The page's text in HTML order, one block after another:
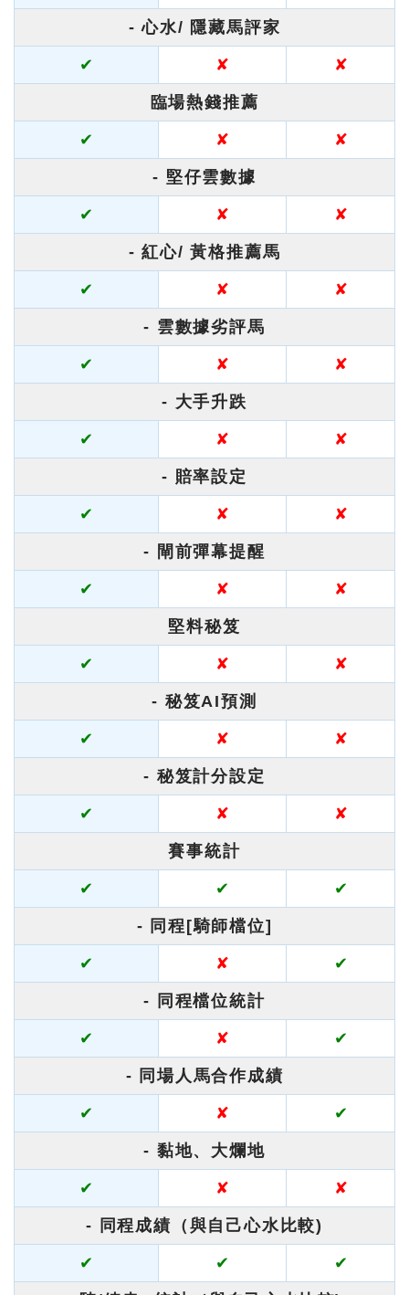
- 心水/ 隱藏馬評家
✔ ✘ ✘
臨場熱錢推薦
✔ ✘ ✘
- 堅仔雲數據
✔ ✘ ✘
- 紅心/ 黃格推薦馬
✔ ✘ ✘
- 雲數據劣評馬
✔ ✘ ✘
- 大手升跌
✔ ✘ ✘
- 賠率設定
✔ ✘ ✘
- 閘前彈幕提醒
✔ ✘ ✘
堅料秘笈
✔ ✘ ✘
- 秘笈AI預測
✔ ✘ ✘
- 秘笈計分設定
✔ ✘ ✘
賽事統計
✔ ✔ ✔
- 同程[騎師檔位]
✔ ✘ ✔
- 同程檔位統計
✔ ✘ ✔
- 同場人馬合作成績
✔ ✘ ✔
- 黏地、大爛地
✔ ✘ ✘
- 同程成績（與自己心水比較)
✔ ✔ ✔